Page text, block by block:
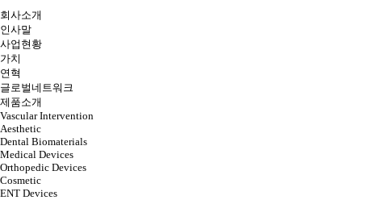
회사소개
인사말
사업현황
가치
연혁
글로벌네트워크
제품소개
Vascular Intervention
Aesthetic
Dental Biomaterials
Medical Devices
Orthopedic Devices
Cosmetic
ENT Devices